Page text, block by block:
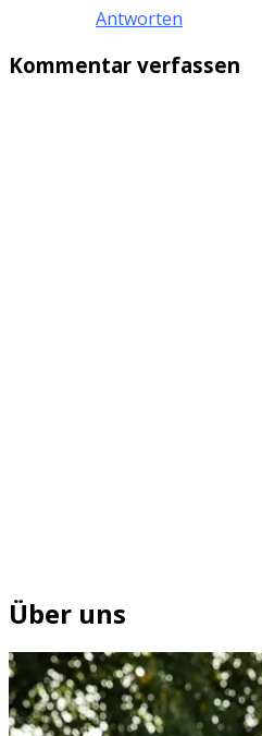
Antworten
Kommentar verfassen
Über uns